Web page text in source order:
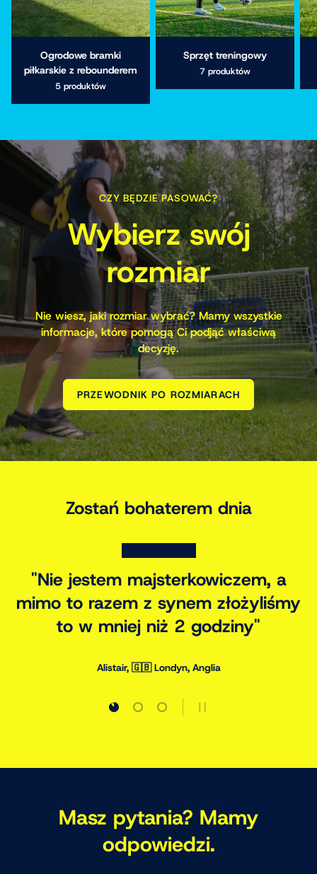
Ogrodowe bramki
piłkarskie z rebounderem
5 produktów
Sprzęt treningowy
7 produktów
CZY BĘDZIE PASOWAĆ?
Wybierz swój
rozmiar
Nie wiesz, jaki rozmiar wybrać? Mamy wszystkie
informacje, które pomogą Ci podjąć właściwą
decyzję.
PRZEWODNIK PO ROZMIARACH
Zostań bohaterem dnia
„On naprawdę teraz trenuje – już
nie tylko kopie piłki w krzaki.”
Załaduj slajd 1 z 3
Załaduj slajd 2 z 3
Załaduj slajd 3 z 3ZATRZYMAJ POKAZ
Masz pytania? Mamy
odpowiedzi.